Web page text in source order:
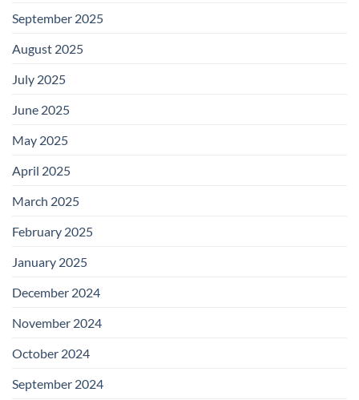
September 2025
August 2025
July 2025
June 2025
May 2025
April 2025
March 2025
February 2025
January 2025
December 2024
November 2024
October 2024
September 2024